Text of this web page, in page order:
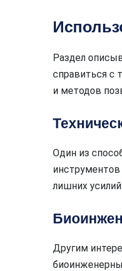
Раздел
справиться с
и методов
Один из
лишних
Другим